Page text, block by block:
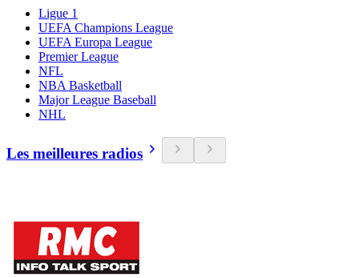
Ligue 1
UEFA Champions League
UEFA Europa League
Premier League
NFL
NBA Basketball
Major League Baseball
NHL
Les meilleures radios